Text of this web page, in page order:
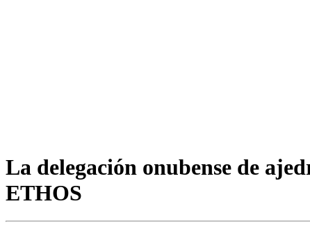
La delegación onubense de
ETHOS